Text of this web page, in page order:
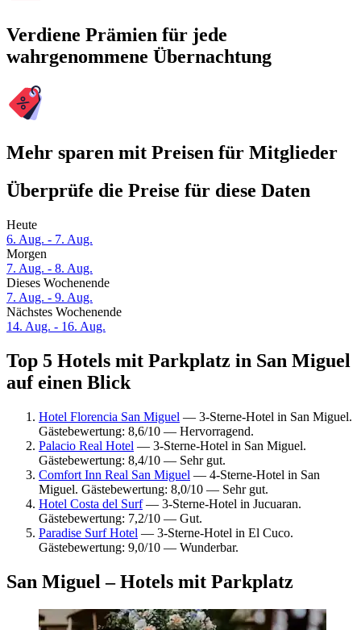
Verdiene Prämien für jede
wahrgenommene Übernachtung
Mehr sparen mit Preisen für Mitglieder
Überprüfe die Preise für diese Daten
Heute
6. Aug. - 7. Aug.
Morgen
7. Aug. - 8. Aug.
Dieses Wochenende
7. Aug. - 9. Aug.
Nächstes Wochenende
14. Aug. - 16. Aug.
Top 5 Hotels mit Parkplatz in San Miguel
auf einen Blick
Hotel Florencia San Miguel — 3-Sterne-Hotel in San Miguel.
Gästebewertung: 8,6/10 — Hervorragend.
Palacio Real Hotel — 3-Sterne-Hotel in San Miguel.
Gästebewertung: 8,4/10 — Sehr gut.
Comfort Inn Real San Miguel — 4-Sterne-Hotel in San
Miguel. Gästebewertung: 8,0/10 — Sehr gut.
Hotel Costa del Surf— 3-Sterne-Hotel in Jucuaran.
Gästebewertung: 7,2/10 — Gut.
Paradise Surf Hotel — 3-Sterne-Hotel in El Cuco.
Gästebewertung: 9,0/10 — Wunderbar.
San Miguel – Hotels mit Parkplatz